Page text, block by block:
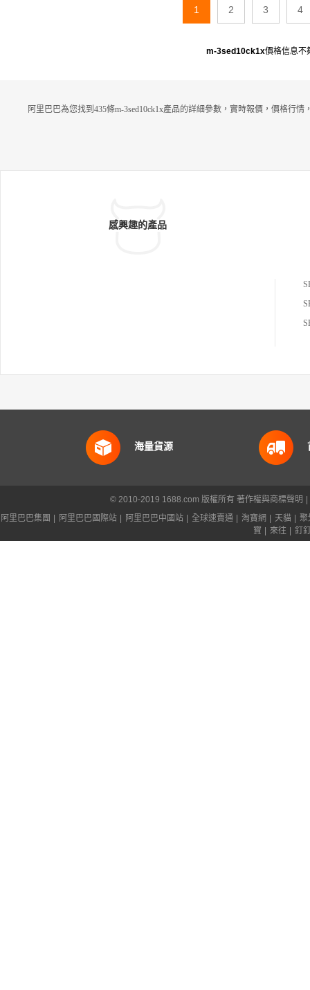
1 2 3 4
m-3sed10ck1x價格信息不
阿里巴巴為您找到435條m-3sed10ck1x產品的詳細參數，實時報價，價格行情
感興趣的產品
海量貨源
© 2010-2019 1688.com 版權所有 著作權與商標聲明
阿里巴巴集團
阿里巴巴國際站 阿里巴巴中國站 全球速賣通 淘寶網 天貓
聚
寶
來往 釘